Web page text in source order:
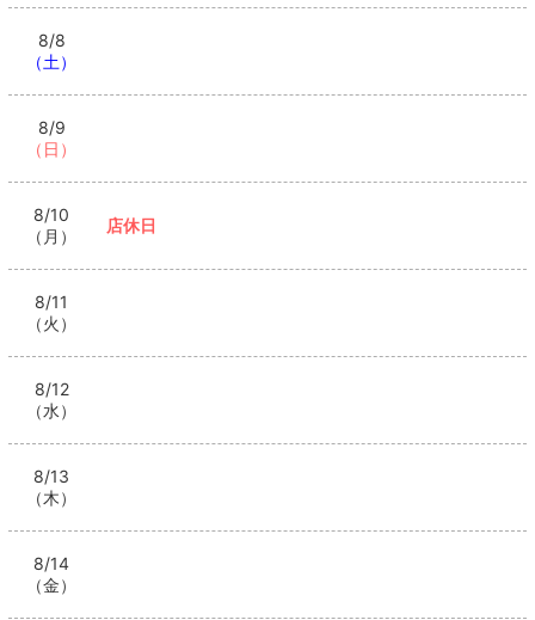
8/8
（土）
8/9
（日）
8/10
（月）
店休日
8/11
（火）
8/12
（水）
8/13
（木）
8/14
（金）